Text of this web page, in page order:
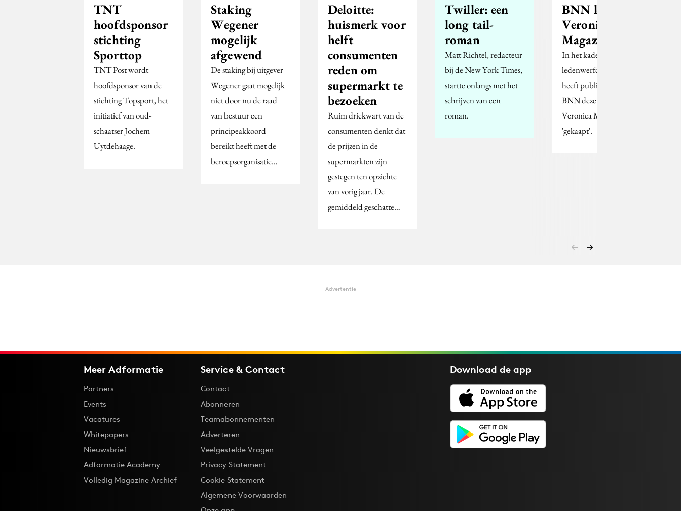
TNT
hoofdsponsor
stichting
Sporttop
TNT Post wordt
hoofdsponsor van de
stichting Topsport, het
initiatief van oud-
schaatser Jochem
Uytdehaage.
Staking
Wegener
mogelijk
afgewend
De staking bij uitgever
Wegener gaat mogelijk
niet door nu de raad
van bestuur een
principeakkoord
bereikt heeft met de
beroepsorganisatie…
Deloitte:
huismerk voor
helft
consumenten
reden om
supermarkt te
bezoeken
Ruim driekwart van de
consumenten denkt dat
de prijzen in de
supermarkten zijn
gestegen ten opzichte
van vorig jaar. De
gemiddeld geschatte…
Twiller: een
long tail-
roman
Matt Richtel, redacteur
bij de New York Times,
startte onlangs met het
schrijven van een
roman.
BNN kaapt
Veronica
Magazine
In het kader van een
ledenwerfcampagne
heeft publieke omroep
BNN deze week
Veronica Magazine
'gekaapt'.
Advertentie
Meer Adformatie
Partners
Events
Vacatures
Whitepapers
Nieuwsbrief
Adformatie Academy
Volledig Magazine Archief
Service & Contact
Contact
Abonneren
Teamabonnementen
Adverteren
Veelgestelde Vragen
Privacy Statement
Cookie Statement
Algemene Voorwaarden
Download deapp